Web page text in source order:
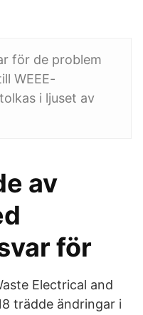
för de problem
WEEE-
i ljuset av
av
för
Electrical and
trädde ändringar i